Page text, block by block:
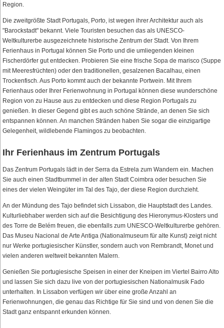
Region.
Die zweitgrößte Stadt Portugals, Porto, ist wegen ihrer Architektur auch als
"Barockstadt" bekannt. Viele Touristen besuchen das als UNESCO-
Weltkulturerbe ausgezeichnete historische Zentrum der Stadt. Von Ihrem
Ferienhaus in Portugal können Sie Porto und die umliegenden kleinen
Fischerdörfer gut entdecken. Probieren Sie eine frische Sopa de marisco (Suppe
mit Meeresfrüchten) oder den traditionellen, gesalzenen Bacalhau, einen
Trockenfisch. Aus Porto kommt auch der bekannte Portwein. Mit Ihrem
Ferienhaus oder Ihrer Ferienwohnung in Portugal können diese wunderschöne
Region von zu Hause aus zu entdecken und diese Region Portugals zu
genießen. In dieser Gegend gibt es auch schöne Strände, an denen Sie sich
entspannen können. An manchen Stränden haben Sie sogar die einzigartige
Gelegenheit, wildlebende Flamingos zu beobachten.
Ihr Ferienhaus im Zentrum Portugals
Das Zentrum Portugals lädt in der Serra da Estrela zum Wandern ein. Machen
Sie auch einen Stadtbummel in der alten Stadt Coimbra oder besuchen Sie
eines der vielen Weingüter im Tal des Tajo, der diese Region durchzieht.
An der Mündung des Tajo befindet sich Lissabon, die Hauptstadt des Landes.
Kulturliebhaber werden sich auf die Besichtigung des Hieronymus-Klosters und
des Torre de Belém freuen, die ebenfalls zum UNESCO-Weltkulturerbe gehören.
Das Museu Nacional de Arte Antiga (Nationalmuseum für alte Kunst) zeigt nicht
nur Werke portugiesischer Künstler, sondern auch von Rembrandt, Monet und
vielen anderen weltweit bekannten Malern.
Genießen Sie portugiesische Speisen in einer der Kneipen im Viertel Bairro Alto
und lassen Sie sich dazu live von der portugiesischen Nationalmusik Fado
unterhalten. In Lissabon verfügen wir über eine große Anzahl an
Ferienwohnungen, die genau das Richtige für Sie sind und von denen Sie die
Stadt ganz entspannt erkunden können.